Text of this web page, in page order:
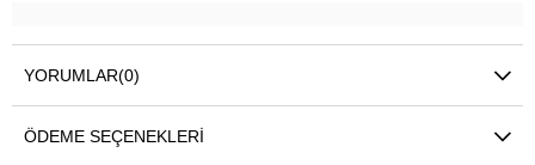
YORUMLAR(0)
ÖDEME SEÇENEKLERI